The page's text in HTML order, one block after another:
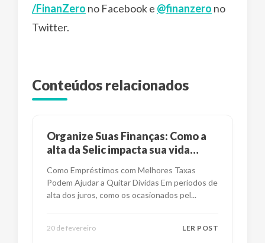
/FinanZero no Facebook e @finanzero no
Twitter.
Conteúdos relacionados
Organize Suas Finanças: Como a
alta da Selic impacta sua vida
Como Empréstimos com Melhores Taxas
Podem Ajudar a Quitar Dívidas Em períodos de
alta dos juros, como os ocasionados pel...
20 de fevereiro LER POST